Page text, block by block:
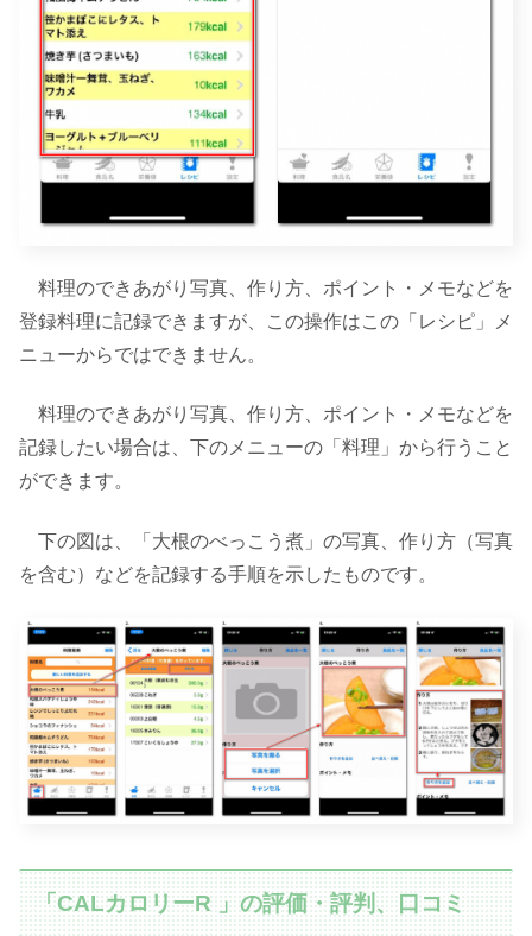
料理のできあがり写真、作り方、ポイント・メモなどを
登録料理に記録できますが、この操作はこの「レシピ」メ
ニューからではできません。
料理のできあがり写真、作り方、ポイント・メモなどを
記録したい場合は、下のメニューの「料理」から行うこと
ができます。
下の図は、「大根のべっこう煮」の写真、作り方（写真
を含む）などを記録する手順を示したものです。
「CALカロリーR 」の評価・評判、口コミ